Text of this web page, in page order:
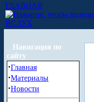
ГЛАВНАЯ
ВСЛУХ
Навигация по
сайту
·Главная
·Материалы
·Новости